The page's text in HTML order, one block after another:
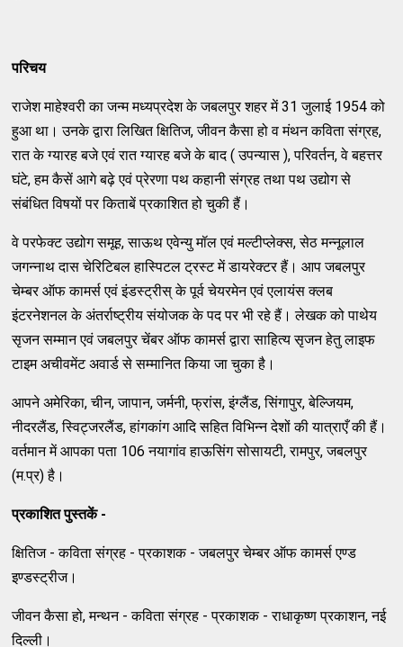
परिचय
राजेश माहेश्वरी का जन्म मध्यप्रदेश के जबलपुर शहर में 31 जुलाई 1954 को
हुआ था। उनके द्वारा लिखित क्षितिज, जीवन कैसा हो व मंथन कविता संग्रह,
रात के ग्यारह बजे एवं रात ग्यारह बजे के बाद ( उपन्यास ), परिवर्तन, वे बहत्तर
घंटे, हम कैसें आगे बढ़े एवं प्रेरणा पथ कहानी संग्रह तथा पथ उद्योग से
संबंधित विषयों पर किताबें प्रकाशित हो चुकी हैं।
वे परफेक्ट उद्योग समूह, साऊथ एवेन्यु मॉल एवं मल्टीप्लेक्स, सेठ मन्नूलाल
जगन्नाथ दास चेरिटिबल हास्पिटल ट्रस्ट में डायरेक्टर हैं। आप जबलपुर
चेम्बर ऑफ कामर्स एवं इंडस्ट्रीस् के पूर्व चेयरमेन एवं एलायंस क्लब
इंटरनेशनल के अंतर्राष्ट्रीय संयोजक के पद पर भी रहे हैं। लेखक को पाथेय
सृजन सम्मान एवं जबलपुर चेंबर ऑफ कामर्स द्वारा साहित्य सृजन हेतु लाइफ
टाइम अचीवमेंट अवार्ड से सम्मानित किया जा चुका है।
आपने अमेरिका, चीन, जापान, जर्मनी, फ्रांस, इंग्लैंड, सिंगापुर, बेल्जियम,
नीदरलैंड, स्विट्जरलैंड, हांगकांग आदि सहित विभिन्न देशों की यात्राएँ की हैं।
वर्तमान में आपका पता 106 नयागांव हाऊसिंग सोसायटी, रामपुर, जबलपुर
(म.प्र) है।
प्रकाशित पुस्तकें-
क्षितिज - कविता संग्रह - प्रकाशक - जबलपुर चेम्बर ऑफ कामर्स एण्ड
इण्डस्ट्रीज।
जीवन कैसा हो, मन्थन - कविता संग्रह - प्रकाशक - राधाकृष्ण प्रकाशन, नई
दिल्ली।